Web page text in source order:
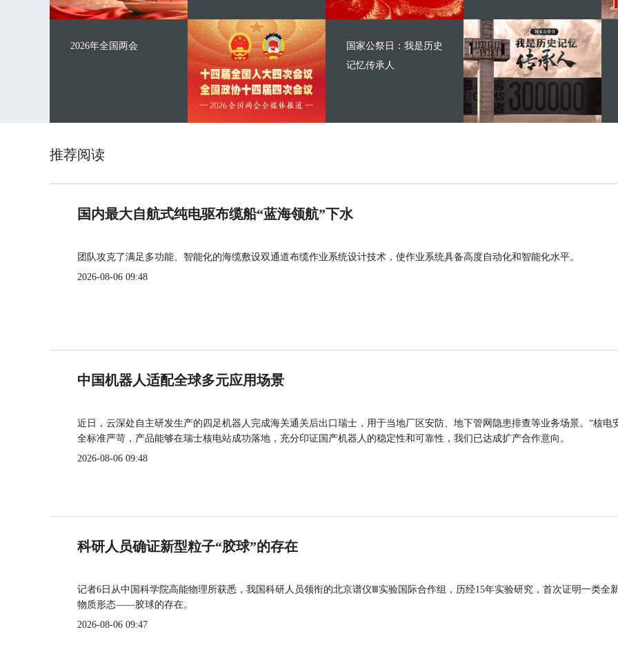
2026年全国两会
国家公祭日：我是历史
记忆传承人
推荐阅读
国内最大自航式纯电驱布缆船“蓝海领航”下水
团队攻克了满足多功能、智能化的海缆敷设双通道布缆作业系统设计技术，使作业系统具备高度自动化和智能化水平。
2026-08-06 09:48
中国机器人适配全球多元应用场景
近日，云深处自主研发生产的四足机器人完成海关通关后出口瑞士，用于当地厂区安防、地下管网隐患排查等业务场景。“核电
全标准严苛，产品能够在瑞士核电站成功落地，充分印证国产机器人的稳定性和可靠性，我们已达成扩产合作意向。
2026-08-06 09:48
科研人员确证新型粒子“胶球”的存在
记者6日从中国科学院高能物理所获悉，我国科研人员领衔的北京谱仪Ⅲ实验国际合作组，历经15年实验研究，首次证明一类全
物质形态——胶球的存在。
2026-08-06 09:47